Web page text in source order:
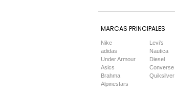
MARCAS PRINCIPALES
Nike
adidas
Under Armour
Asics
Brahma
Alpinestars
Levi's
Nautica
Diesel
Converse
Quiksilver